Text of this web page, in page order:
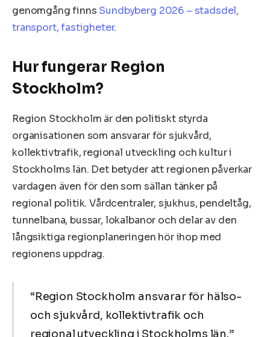
genomgång finns Sundbyberg 2026 – stadsdel,
transport, fastigheter.
Hur fungerar Region
Stockholm?
Region Stockholm är den politiskt styrda
organisationen som ansvarar för sjukvård,
kollektivtrafik, regional utveckling och kultur i
Stockholms län. Det betyder att regionen påverkar
vardagen även för den som sällan tänker på
regional politik. Vårdcentraler, sjukhus, pendeltåg,
tunnelbana, bussar, lokalbanor och delar av den
långsiktiga regionplaneringen hör ihop med
regionens uppdrag.
“Region Stockholm ansvarar för hälso-
och sjukvård, kollektivtrafik och
regional utveckling i Stockholms län.”